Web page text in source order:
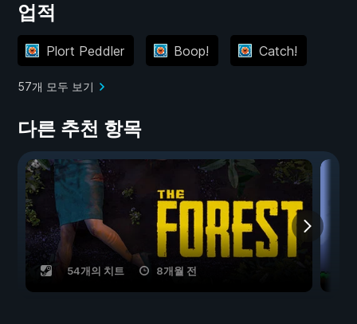
업적
Plort Peddler Boop! Catch!
57개 모두 보기
다른 추천 항목
54개의 치트 8개월 전